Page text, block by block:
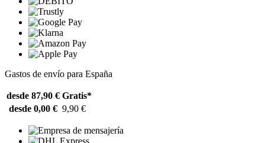
Gastos de envío para España
desde 87,90 € Gratis*
desde 0,00 € 9,90 €